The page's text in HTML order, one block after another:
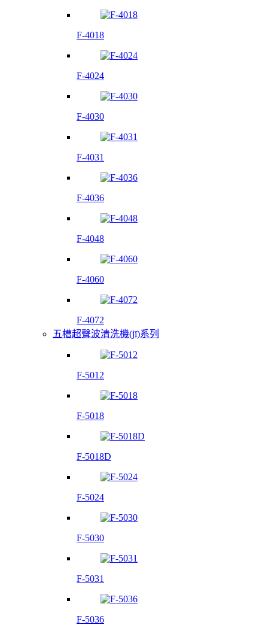
F-4018
F-4024
F-4030
F-4031
F-4036
F-4048
F-4060
F-4072
五槽超聲波清洗機(jī)系列
F-5012
F-5018
F-5018D
F-5024
F-5030
F-5031
F-5036